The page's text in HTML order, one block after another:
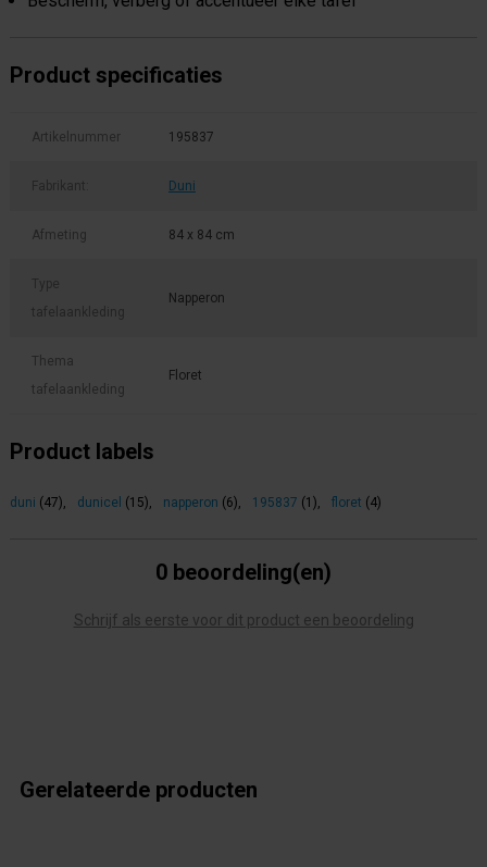
Product specificaties
Artikelnummer 195837
Fabrikant: Duni
Afmeting 84 x 84 cm
Type
tafelaankleding
Napperon
Thema
tafelaankleding
Floret
Product labels
duni (47), dunicel (15), napperon (6), 195837 (1), floret (4)
0 beoordeling(en)
Schrijf als eerste voor dit product een beoordeling
Gerelateerde producten